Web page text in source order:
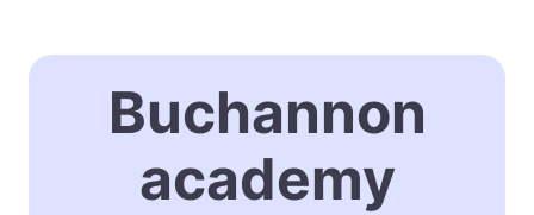
Buchannon
academy